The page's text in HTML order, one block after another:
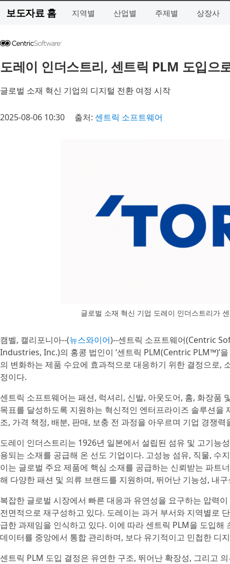
보도자료 홈 지역별 산업별 주제별 상장사
도레이 인더스트리, 센트릭 PLM 도입으
글로벌 소재 혁신 기업의 디지털 전환 여정 시작
2025-08-06 10:30 출처: 센트릭 소프트웨어
글로벌 소재 혁신 기업 도레이 인더스트리가
캠벨, 캘리포니아--(뉴스와이어)--센트릭 소프트웨어(Centric
Industries, Inc.)의 홍콩 법인이 ‘센트릭 PLM(Centric PLM™)’
의 변화하는 제품 수요에 효과적으로 대응하기 위한 결정으로,
정이다.
센트릭 소프트웨어는 패션, 럭셔리, 신발, 아웃도어, 홈, 화장품
목표를 달성하도록 지원하는 혁신적인 엔터프라이즈 솔루션
조, 가격 책정, 배분, 판매, 보충 전 과정을 아우르며 기업 경쟁
도레이 인더스트리는 1926년 일본에서 설립된 섬유 및 고기능
용되는 소재를 공급해 온 선도 기업이다. 고성능 섬유, 직물, 수
이는 글로벌 주요 제품에 핵심 소재를 공급하는 신뢰받는 파트
해 다양한 패션 및 의류 브랜드를 지원하며, 뛰어난 기능성, 내
복잡한 글로벌 시장에서 빠른 대응과 유연성을 요구하는 압력
전면적으로 재구성하고 있다. 도레이는 과거 부서와 지역별로
급한 과제임을 인식하고 있다. 이에 따라 센트릭 PLM을 도입
데이터를 중앙에서 통합 관리하며, 보다 유기적이고 민첩한 디
센트릭 PLM 도입 결정은 유연한 구조, 뛰어난 확장성, 그리고